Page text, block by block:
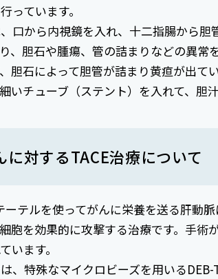
っています。
口から内視鏡を入れ、十二指腸から
、胆石や腫瘍、管の詰まりなどの異
胆石によって胆管が詰まり黄疸が出て
いチューブ（ステント）を入れて、胆
に対するTACE治療について
ーテルを使ってがんに栄養を送る肝動
胞を効果的に攻撃する治療です。手
います。
、特殊なマイクロビーズを用いる